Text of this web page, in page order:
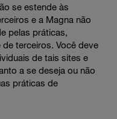
se estende às
e a Magna não
pelas práticas,
terceiros. Você deve
de tais sites e
a se deseja ou não
práticas de